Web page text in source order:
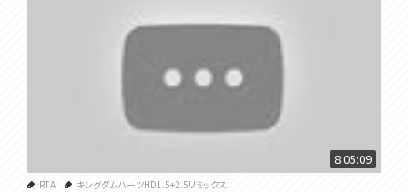
8:05:09
RTA キングダムハーツHD1.5+2.5リミックス